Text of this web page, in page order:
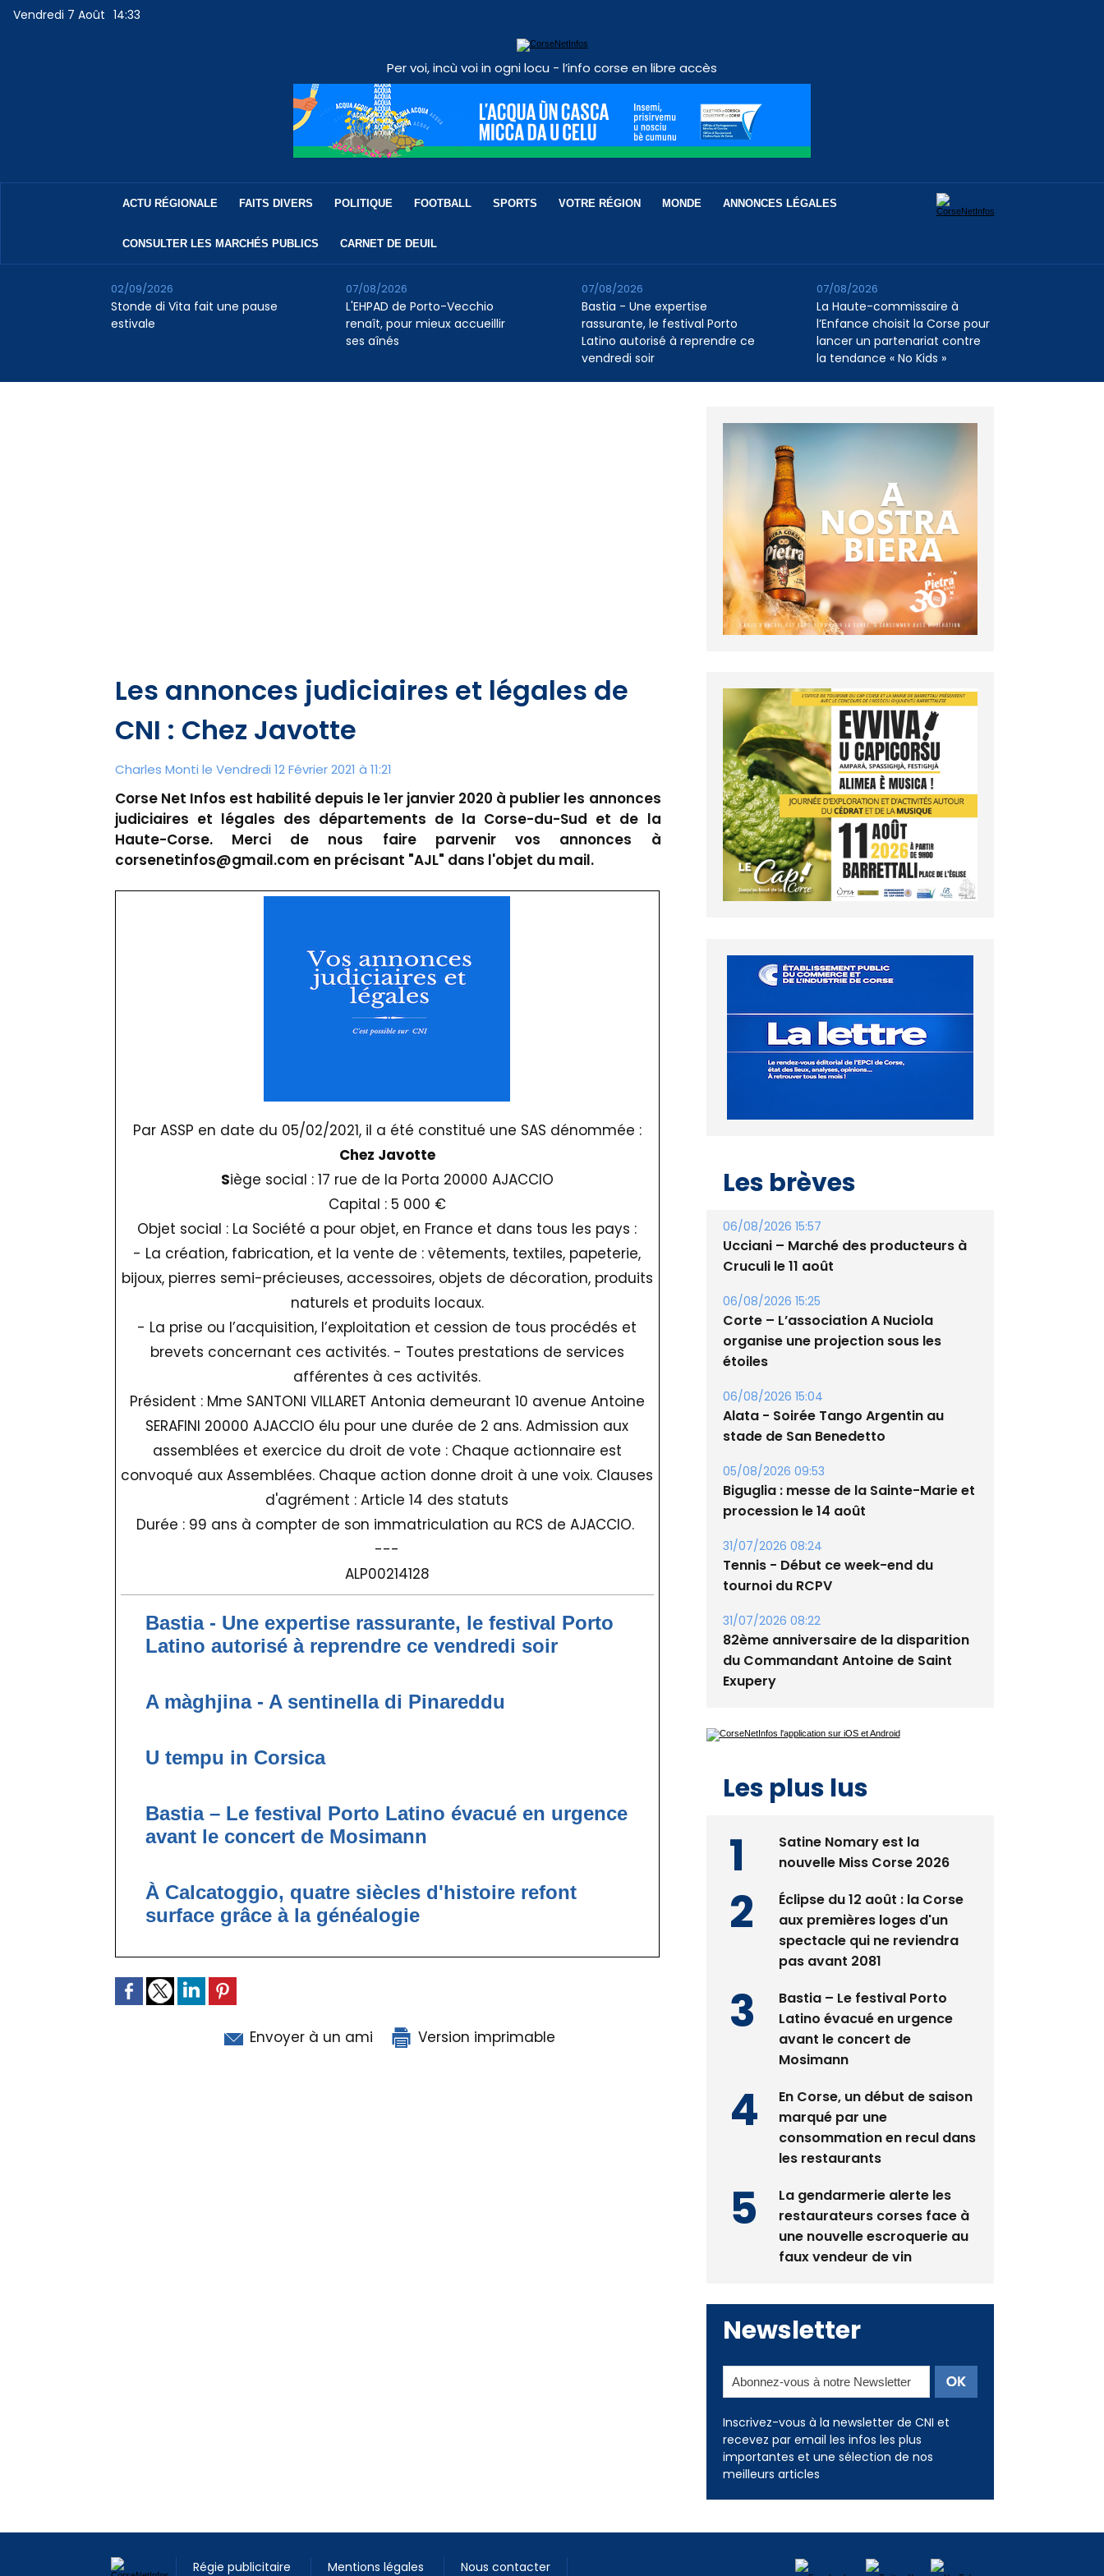
Vendredi 7 Août 14:33
Per voi, incù voi in ogni locu - l’info corse en libre accès
ACTU RÉGIONALE FAITS DIVERS POLITIQUE FOOTBALL SPORTS VOTRE RÉGION MONDE ANNONCES LÉGALES
CONSULTER LES MARCHÉS PUBLICS CARNET DE DEUIL
Stonde di Vita fait une pause
estivale
02/09/2026
L'EHPAD de Porto-Vecchio
renaît, pour mieux accueillir
ses aînés
07/08/2026
Bastia - Une expertise
rassurante, le festival Porto
Latino autorisé à reprendre ce
vendredi soir
07/08/2026
La Haute-commissaire à
l’Enfance choisit la Corse pour
lancer un partenariat contre
la tendance « No Kids »
07/08/2026
Les annonces judiciaires et légales de
CNI : Chez Javotte
Charles Monti le Vendredi 12 Février 2021 à 11:21
Corse Net Infos est habilité depuis le 1er janvier 2020 à publier les annonces
judiciaires et légales des départements de la Corse-du-Sud et de la
Haute-Corse. Merci de nous faire parvenir vos annonces à
corsenetinfos@gmail.com en précisant "AJL" dans l'objet du mail.
Par ASSP en date du 05/02/2021, il a été constitué une SAS dénommée :
Chez Javotte
Siège social : 17 rue de la Porta 20000 AJACCIO
Capital : 5 000 €
Objet social : La Société a pour objet, en France et dans tous les pays :
- La création, fabrication, et la vente de : vêtements, textiles, papeterie,
bijoux, pierres semi-précieuses, accessoires, objets de décoration, produits
naturels et produits locaux.
- La prise ou l’acquisition, l’exploitation et cession de tous procédés et
brevets concernant ces activités. - Toutes prestations de services
afférentes à ces activités.
Président : Mme SANTONI VILLARET Antonia demeurant 10 avenue Antoine
SERAFINI 20000 AJACCIO élu pour une durée de 2 ans. Admission aux
assemblées et exercice du droit de vote : Chaque actionnaire est
convoqué aux Assemblées. Chaque action donne droit à une voix. Clauses
d'agrément : Article 14 des statuts
Durée : 99 ans à compter de son immatriculation au RCS de AJACCIO.
---
ALP00214128
Bastia - Une expertise rassurante, le festival Porto
Latino autorisé à reprendre ce vendredi soir
A màghjina - A sentinella di Pinareddu
U tempu in Corsica
Bastia – Le festival Porto Latino évacué en urgence
avant le concert de Mosimann
À Calcatoggio, quatre siècles d'histoire refont
surface grâce à la généalogie
Envoyer à un ami Version imprimable
Les brèves
06/08/2026 15:57
Ucciani – Marché des producteurs à
Cruculi le 11 août
06/08/2026 15:25
Corte – L’association A Nuciola
organise une projection sous les
étoiles
06/08/2026 15:04
Alata - Soirée Tango Argentin au
stade de San Benedetto
05/08/2026 09:53
Biguglia : messe de la Sainte-Marie et
procession le 14 août
31/07/2026 08:24
Tennis - Début ce week-end du
tournoi du RCPV
31/07/2026 08:22
82ème anniversaire de la disparition
du Commandant Antoine de Saint
Exupery
Les plus lus
Satine Nomary est la
nouvelle Miss Corse 2026
Éclipse du 12 août : la Corse
aux premières loges d'un
spectacle qui ne reviendra
pas avant 2081
Bastia – Le festival Porto
Latino évacué en urgence
avant le concert de
Mosimann
En Corse, un début de saison
marqué par une
consommation en recul dans
les restaurants
La gendarmerie alerte les
restaurateurs corses face à
une nouvelle escroquerie au
faux vendeur de vin
Newsletter
Inscrivez-vous à la newsletter de CNI et
recevez par email les infos les plus
importantes et une sélection de nos
meilleurs articles
Régie publicitaire Mentions légales Nous contacter